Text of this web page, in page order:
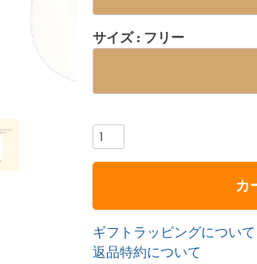
サイズ フリー
カ
ギフトラッピングについて
返品特約について